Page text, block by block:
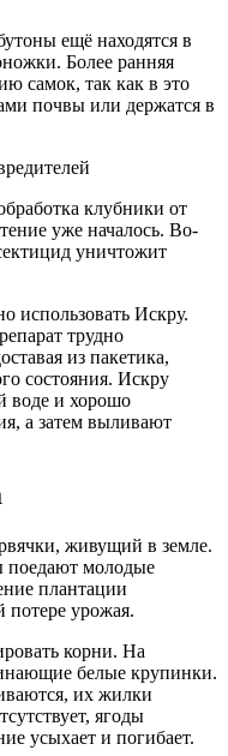
ещё находятся в
Более ранняя
самок, так как в это
почвы или держатся в
клубники от
уже началось. Во-
уничтожит
использовать Искру.
трудно
из пакетика,
состояния. Искру
воде и хорошо
а затем выливают
живущий в земле.
поедают молодые
плантации
потере урожая.
корни. На
белые крупинки.
их жилки
ягоды
усыхает и погибает.